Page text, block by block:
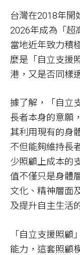
台灣在2018年開
2026年成為「超
當地近年致力積
麼是「自立支援
港，又是否同樣
據了解，「自立
長者本身的意願
其利用現有的身
不但能夠維持長
少照顧上成本的
值不僅只是身體
文化、精神層面
及提升自主生活
「自立支援照
能力，這套照顧